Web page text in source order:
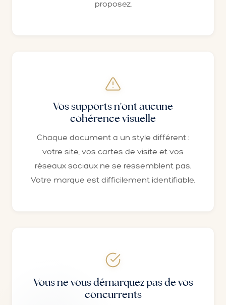
proposez.
Vos supports n'ont aucune
cohérence visuelle
Chaque document a un style différent :
votre site, vos cartes de visite et vos
réseaux sociaux ne se ressemblent pas.
Votre marque est difficilement identifiable.
Vous ne vous démarquez pas de vos
concurrents